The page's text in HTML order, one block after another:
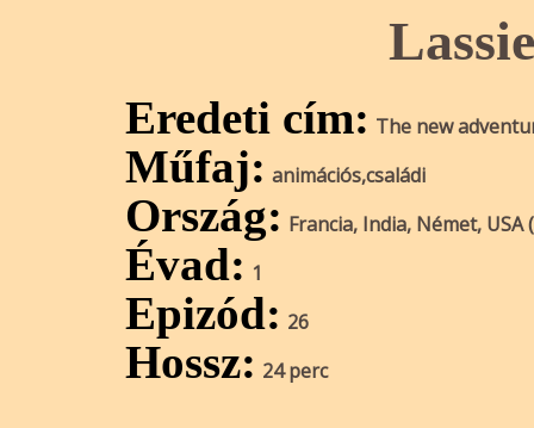
Eredeti cím: The new
Műfaj: animációs,családi
Ország: Francia, India, Német, USA
Évad: 1
Epizód: 26
Hossz: 24 perc